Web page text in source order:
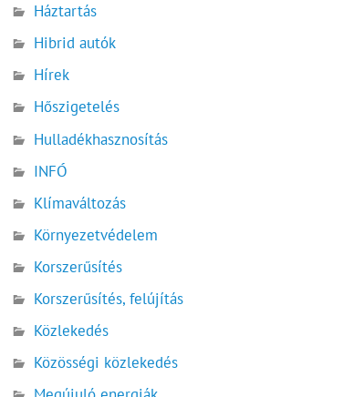
Háztartás
Hibrid autók
Hírek
Hőszigetelés
Hulladékhasznosítás
INFÓ
Klímaváltozás
Környezetvédelem
Korszerűsítés
Korszerűsítés, felújítás
Közlekedés
Közösségi közlekedés